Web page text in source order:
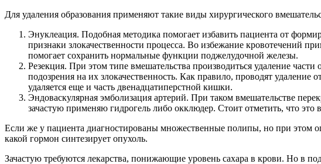
Для удаления образования применяют такие виды хирургического
Энуклеация. Подобная методика помогает избавить пациента от
признаки злокачественности процесса. Во избежание кровотечений
помогает сохранить нормальные функции поджелудочной железы.
Резекция. При этом типе вмешательства производиться удаление
подозрения на их злокачественность. Как правило, проводят
удаляется еще и часть двенадцатиперстной кишки.
Эндоваскулярная эмболизация артерий. При таком вмешательстве
зачастую применяю гидрогель либо окклюдер. Стоит отметить, что
Если же у пациента диагностированы множественные полипы, но при этом
какой гормон синтезирует опухоль.
Зачастую требуются лекарства, понижающие уровень сахара в крови. Но в